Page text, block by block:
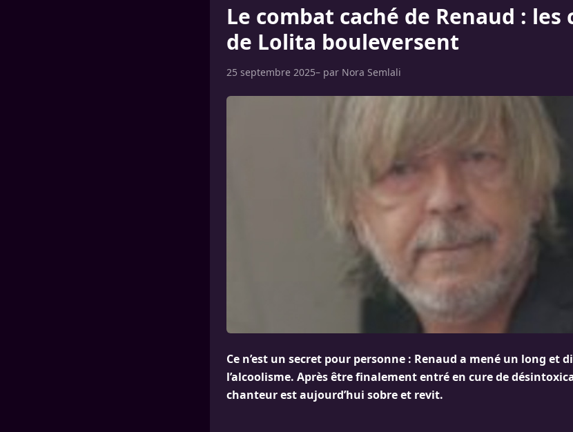
Le combat caché de Renaud : les
de Lolita bouleversent
25 septembre 2025– par Nora Semlali
Ce n’est un secret pour personne : Renaud a mené un long et
l’alcoolisme. Après être finalement entré en cure de
chanteur est aujourd’hui sobre et revit.